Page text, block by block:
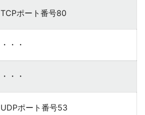
TCPポート番号80
・・・
・・・
UDPポート番号53